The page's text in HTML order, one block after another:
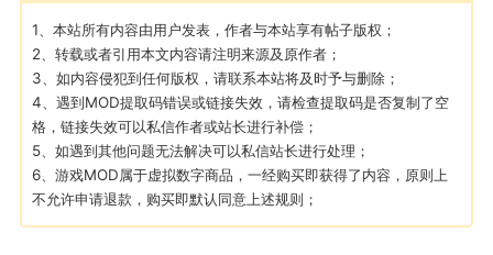
我的钱包 道具 排行榜
MOD下载 攻略教程 联机招募
1、本站所有内容由用户发表，作者与本站享有帖子版权；
2、转载或者引用本文内容请注明来源及原作者；
3、如内容侵犯到任何版权，请联系本站将及时予与删除；
4、遇到MOD提取码错误或链接失效，请检查提取码是否复制了空
格，链接失效可以私信作者或站长进行补偿；
5、如遇到其他问题无法解决可以私信站长进行处理；
6、游戏MOD属于虚拟数字商品，一经购买即获得了内容，原则上
不允许申请退款，购买即默认同意上述规则；